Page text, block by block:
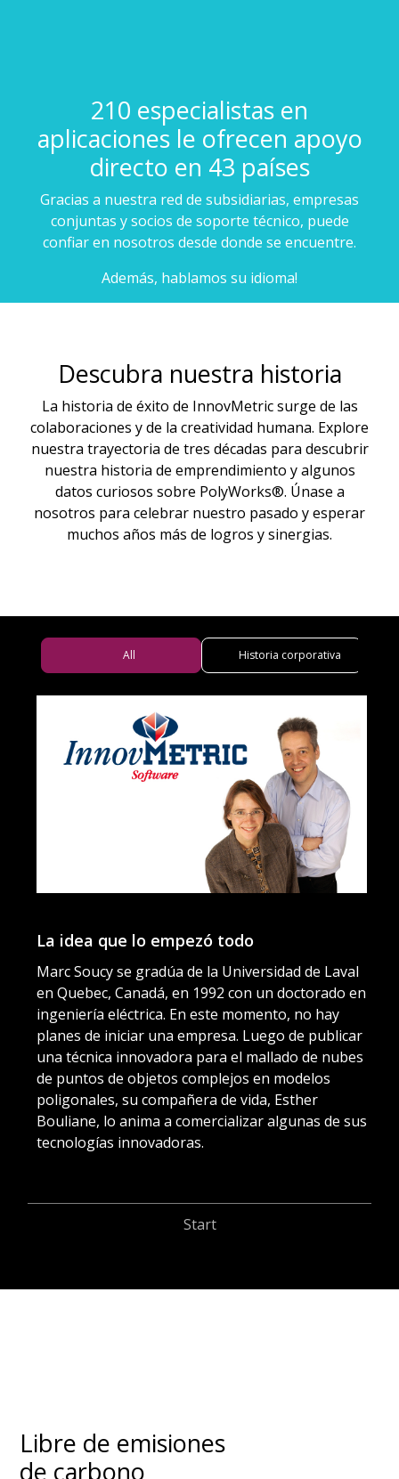
210 especialistas en
aplicaciones le ofrecen apoyo
directo en 43 países
Gracias a nuestra red de subsidiarias, empresas
conjuntas y socios de soporte técnico, puede
confiar en nosotros desde donde se encuentre.
Además, hablamos su idioma!
Descubra nuestra historia
La historia de éxito de InnovMetric surge de las
colaboraciones y de la creatividad humana. Explore
nuestra trayectoria de tres décadas para descubrir
nuestra historia de emprendimiento y algunos
datos curiosos sobre PolyWorks®. Únase a
nosotros para celebrar nuestro pasado y esperar
muchos años más de logros y sinergias.
All Historia corporativa
La idea que lo empezó todo
Marc Soucy se gradúa de la Universidad de Laval
en Quebec, Canadá, en 1992 con un doctorado en
ingeniería eléctrica. En este momento, no hay
planes de iniciar una empresa. Luego de publicar
una técnica innovadora para el mallado de nubes
de puntos de objetos complejos en modelos
poligonales, su compañera de vida, Esther
Bouliane, lo anima a comercializar algunas de sus
tecnologías innovadoras.
Start
Libre de emisiones
de carbono